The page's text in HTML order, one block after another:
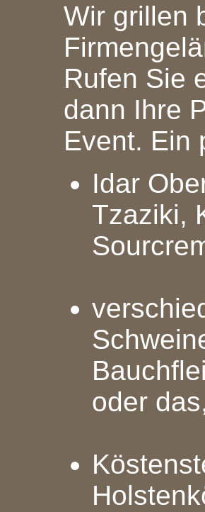
Wir grillen
Rufen Sie
dann Ihre
Event. Ein
Idar
Tzaziki,
oder